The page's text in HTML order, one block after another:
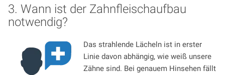
3. Wann ist der Zahnfleischaufbau
notwendig?
Das strahlende Lächeln ist in erster
Linie davon abhängig, wie weiß unsere
Zähne sind. Bei genauem Hinsehen fällt